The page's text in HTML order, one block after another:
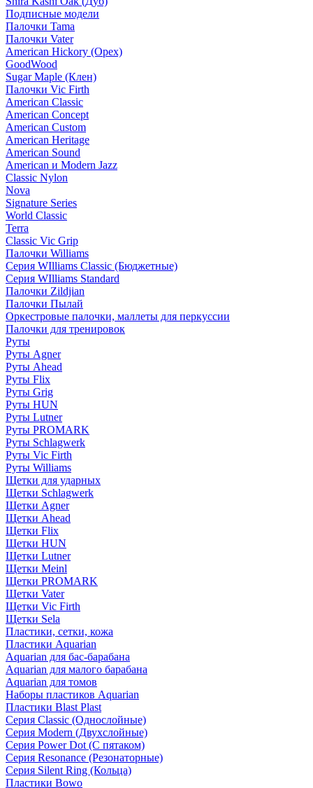
Подписные модели
Палочки Tama
Палочки Vater
American Hickory (Орех)
GoodWood
Sugar Maple (Клен)
Палочки Vic Firth
American Classic
American Concept
American Custom
American Heritage
American Sound
American и Modern Jazz
Classic Nylon
Nova
Signature Series
World Classic
Terra
Classic Vic Grip
Палочки Williams
Серия WIlliams Classic (Бюджетные)
Серия WIlliams Standard
Палочки Zildjian
Палочки Пылай
Оркестровые палочки, маллеты для перкуссии
Палочки для тренировок
Руты
Руты Agner
Руты Ahead
Руты Flix
Руты Grig
Руты HUN
Руты Lutner
Руты PROMARK
Руты Schlagwerk
Руты Vic Firth
Руты Williams
Щетки для ударных
Щетки Schlagwerk
Щетки Agner
Щетки Ahead
Щетки Flix
Щетки HUN
Щетки Lutner
Щетки Meinl
Щетки PROMARK
Щетки Vater
Щетки Vic Firth
Щетки Sela
Пластики, сетки, кожа
Пластики Aquarian
Aquarian для бас-барабана
Aquarian для малого барабана
Aquarian для томов
Наборы пластиков Aquarian
Пластики Blast Plast
Серия Classic (Однослойные)
Серия Modern (Двухслойные)
Серия Power Dot (С пятаком)
Серия Resonance (Резонаторные)
Серия Silent Ring (Кольца)
Пластики Bowo